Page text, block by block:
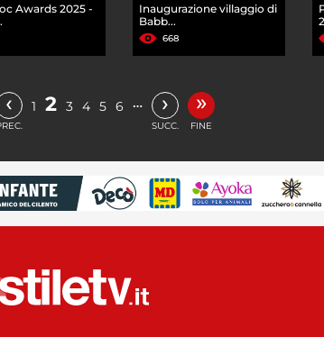
Awards 2025 -
Inaugurazione villaggio di
Babb...
668
‹ 1 2 3 4 5 6 … ›
SUCC.
»
FINE